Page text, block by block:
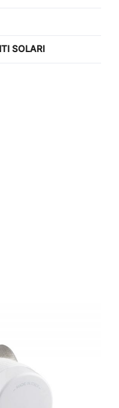
SOLARI